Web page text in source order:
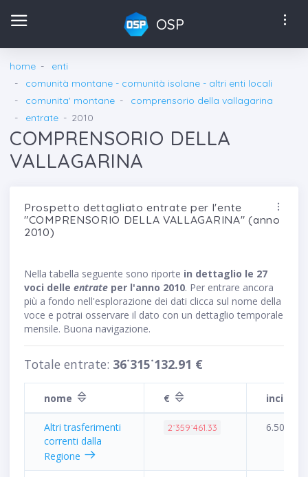
OSP
home
enti
comunità montane - comunità isolane - altri enti locali
comunita' montane
comprensorio della vallagarina
entrate
2010
COMPRENSORIO DELLA
VALLAGARINA
Prospetto dettagliato entrate per l'ente
"COMPRENSORIO DELLA VALLAGARINA" (anno
2010)
Nella tabella seguente sono riporte in dettaglio le 27
voci delle entrate per l'anno 2010. Per entrare ancora
più a fondo nell'esplorazione dei dati clicca sul nome della
voce e potrai osservare il dato con un dettaglio temporale
mensile. Buona navigazione.
Totale entrate: 36˙315˙132.91 €
nome €
Altri trasferimenti
correnti dalla
Regione
2˙359˙461.33 6.50%